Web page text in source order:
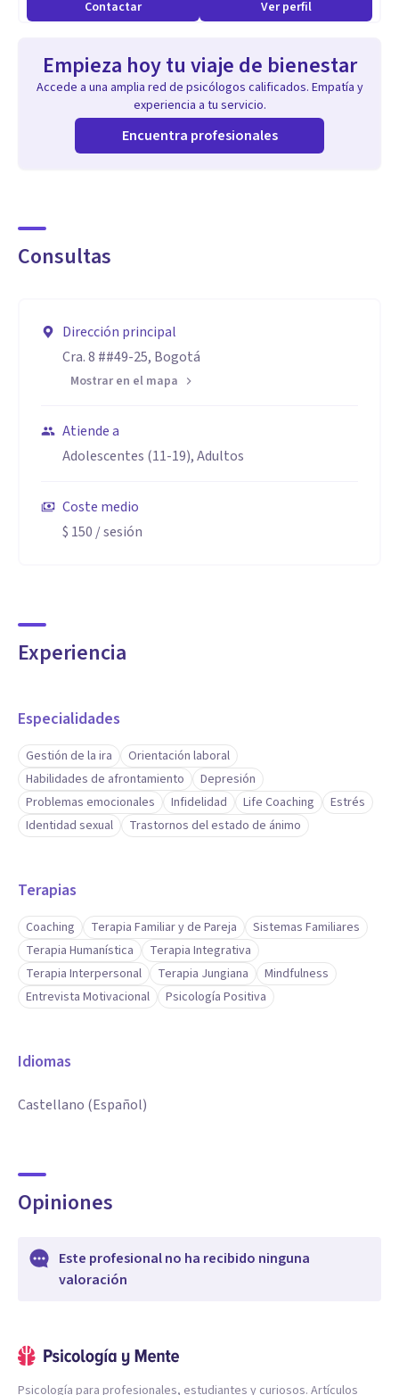
Acompañamiento en desarrollo y crecimiento personal.
Acompañamiento en manejo del dolor emocional:
separaciones, duelos., pérdidas, fracasos.
Orientación profesional, ocupacional
Contactar Ver perfil
Empieza hoy tu viaje de bienestar
Accede a una amplia red de psicólogos calificados. Empatía y
experiencia a tu servicio.
Encuentra profesionales
Consultas
Dirección principal
Cra. 8 ##49-25, Bogotá
Mostrar en el mapa
Atiende a
Adolescentes (11-19), Adultos
Coste medio
$ 150 / sesión
Experiencia
Especialidades
Gestión de la ira
Orientación laboral
Habilidades de afrontamiento
Depresión
Problemas emocionales
Infidelidad Life Coaching
Estrés
Identidad sexual
Trastornos del estado de ánimo
Terapias
Coaching Terapia Familiar y de Pareja
Sistemas Familiares
Terapia Humanística
Terapia Integrativa
Terapia Interpersonal
Terapia Jungiana
Mindfulness
Entrevista Motivacional
Psicología Positiva
Idiomas
Castellano (Español)
Opiniones
Este profesional no ha recibido ninguna
valoración
Psicología para profesionales, estudiantes y curiosos. Artículos